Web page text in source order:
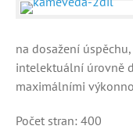
na dosažení
intelektuální úrovně
maximálními
Počet stran: 400